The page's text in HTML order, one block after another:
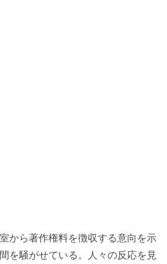
から著作権料を徴収する意向を示
を騒がせている。人々の反応を見